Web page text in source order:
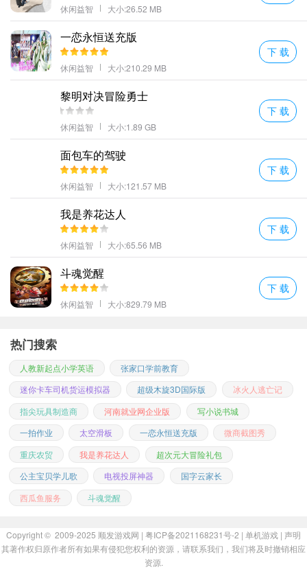
休闲益智 大小:26.52 MB
一恋永恒送充版
休闲益智 大小:210.29 MB
下 载
黎明对决冒险勇士
休闲益智 大小:1.89 GB
下 载
面包车的驾驶
休闲益智 大小:121.57 MB
下 载
我是养花达人
休闲益智 大小:65.56 MB
下 载
斗魂觉醒
休闲益智 大小:829.79 MB
下 载
热门搜索
人教新起点小学英语
张家口学前教育
迷你卡车司机货运模拟器
超级木旋3D国际版
冰火人逃亡记
指尖玩具制造商
河南就业网企业版
写小说书城
一拍作业
太空滑板 一恋永恒送充版
微商截图秀
重庆农贸
我是养花达人
超次元大冒险礼包
公主宝贝学儿歌
电视投屏神器
国字云家长
西瓜鱼服务
斗魂觉醒
Copyright © 2009-2025 顺发游戏网 | 粤ICP备2021168231号-2 | 单机游戏 | 声明
其著作权归原作者所有如果有侵犯您权利的资源，请联系我们，我们将及时撤销相应
资源.